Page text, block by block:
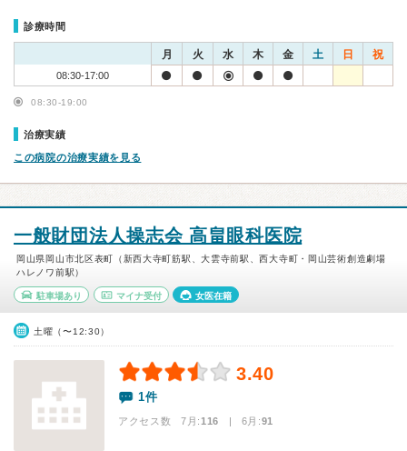
診療時間
月 火 水 木 金 土 日 祝
08:30-17:00
08:30-19:00
治療実績
この病院の治療実績を見る
一般財団法人操志会 高畠眼科医院
岡山県岡山市北区表町（新西大寺町筋駅、大雲寺前駅、西大寺町・岡山芸術創造劇場
ハレノワ前駅）
駐車場あり マイナ受付 女医在籍
土曜（〜12:30）
3.40
1件
アクセス数 7月:116 | 6月:91